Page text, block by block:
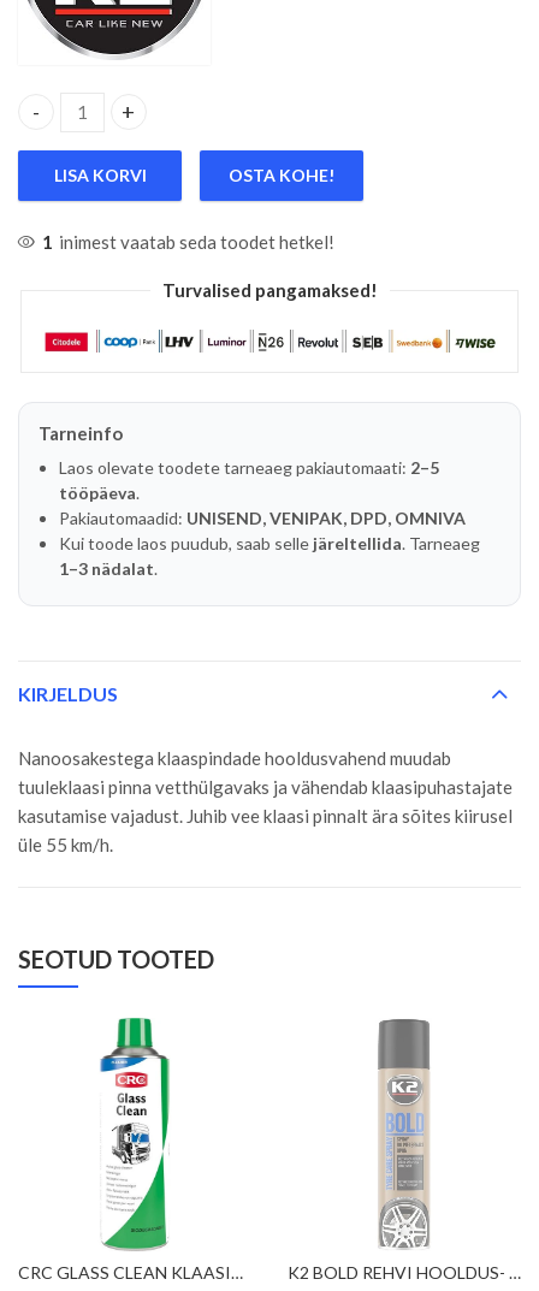
K2 VIZIO PLUS TUULEKLAASI HOOLDUSVAHEND.
LISA KORVI OSTA KOHE!
1 inimest vaatab seda toodet hetkel!
Turvalised pangamaksed!
Tarneinfo
Laos olevate toodete tarneaeg pakiautomaati: 2–5
tööpäeva.
Pakiautomaadid: UNISEND, VENIPAK, DPD, OMNIVA
Kui toode laos puudub, saab selle järeltellida. Tarneaeg
1–3 nädalat.
KIRJELDUS
Nanoosakestega klaaspindade hooldusvahend muudab
tuuleklaasi pinna vetthülgavaks ja vähendab klaasipuhastajate
kasutamise vajadust. Juhib vee klaasi pinnalt ära sõites kiirusel
üle 55 km/h.
SEOTUD TOOTED
CRC GLASS CLEAN KLAASIPUHASTUSVAHT 500ML/AE K2 BOLD REHVI HOOLDUS- JA PUHASTUSAINE / REHVILÄIGE 600ML/AE